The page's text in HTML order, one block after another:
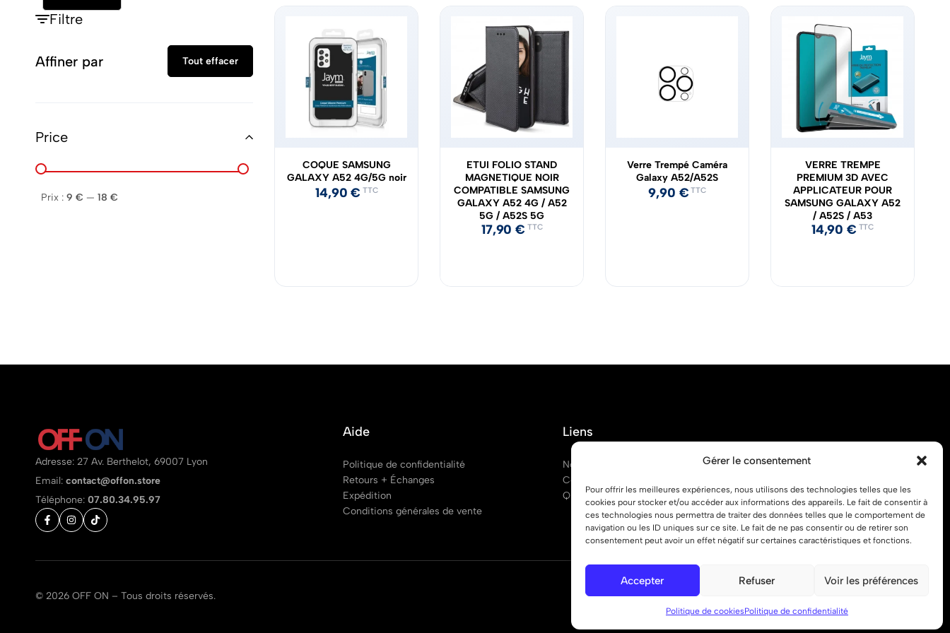
Gérer le consentement
Pour offrir les meilleures expériences, nous utilisons des technologies telles que les
cookies pour stocker et/ou accéder aux informations des appareils. Le fait de consentir à
ces technologies nous permettra de traiter des données telles que le comportement de
navigation ou les ID uniques sur ce site. Le fait de ne pas consentir ou de retirer son
consentement peut avoir un effet négatif sur certaines caractéristiques et fonctions.
Accepter Refuser Voir les préférences
Politique de cookiesPolitique de confidentialité
COQUE SAMSUNG
GALAXY A52 4G/5G noir
14,90€ TTC
ETUI FOLIO STAND
MAGNETIQUE NOIR
COMPATIBLE SAMSUNG
GALAXY A52 4G / A52
5G / A52S 5G
17,90€ TTC
Verre Trempé Caméra
Galaxy A52/A52S
9,90 € TTC
VERRE TREMPE
PREMIUM 3D AVEC
APPLICATEUR POUR
SAMSUNG GALAXY A52
/ A52S / A53
14,90 € TTC
Filtre
Affiner par Tout effacer
Price
Prix : 9 € — 18 €
Adresse: 27 Av. Berthelot, 69007 Lyon
Email: contact@offon.store
Téléphone: 07.80.34.95.97
Aide
Politique de confidentialité
Retours + Échanges
Expédition
Conditions générales de vente
Liens
Notre boutique
Contactez nous
Questions fréquentes (FAQ)
© 2026 OFF ON – Tous droits réservés.